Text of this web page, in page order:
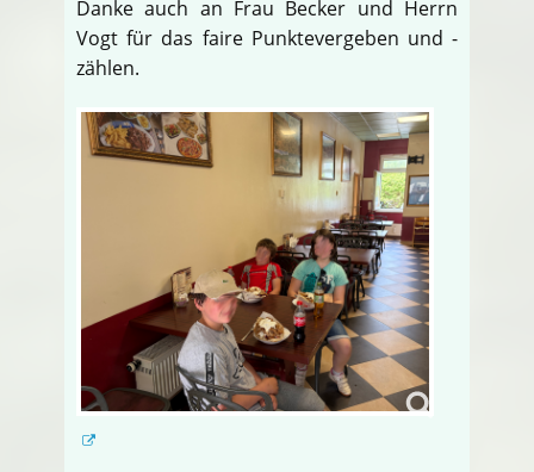
Danke auch an Frau Becker und Herrn
Vogt für das faire Punktevergeben und -
zählen.